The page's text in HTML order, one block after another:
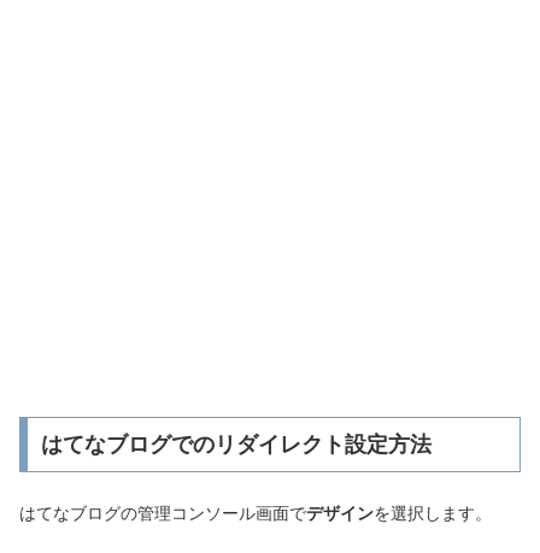
はてなブログでのリダイレクト設定方法
はてなブログの管理コンソール画面でデザインを選択します。